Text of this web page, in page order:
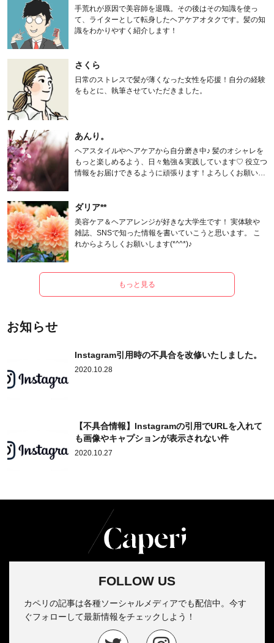
手荒れが原因で美容師を退職。その後はその知識を使っ
て、ライターとして転身したヘアケアオタクです。髪の知
識をわかりやすく紹介します！
さくら
日常のストレスで髪が薄くなった女性を応援！自分の経験
をもとに、執筆させていただきました。
あんり。
ヘアスタイルやヘアケアから自分磨き中♪ 髪のオシャレを
もっと楽しめるよう、日々勉強＆実践しています♡ 役立つ
情報をお届けできるように頑張ります！よろしくお願いし
ダリア**
美容ケア＆ヘアアレンジが好きな大学生です！ 実体験や
雑誌、SNSで知った情報を書いていこうと思います。 こ
れからよろしくお願いします(*^^*)♪
もっと見る
お知らせ
Instagram引用時の不具合を改修いたしました。
2020.10.28
【不具合情報】Instagramの引用でURLを入れて
も画像やキャプションが表示されない件
2020.10.27
FOLLOW US
カペリの記事は各種ソーシャルメディアでも配信中。今す
ぐフォローして最新情報をチェックしよう！